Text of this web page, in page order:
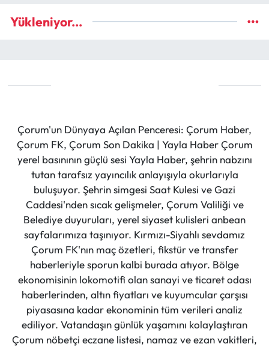
Yükleniyor...
Çorum'un Dünyaya Açılan Penceresi: Çorum Haber,
Çorum FK, Çorum Son Dakika | Yayla Haber Çorum
yerel basınının güçlü sesi Yayla Haber, şehrin nabzını
tutan tarafsız yayıncılık anlayışıyla okurlarıyla
buluşuyor. Şehrin simgesi Saat Kulesi ve Gazi
Caddesi'nden sıcak gelişmeler, Çorum Valiliği ve
Belediye duyuruları, yerel siyaset kulisleri anbean
sayfalarımıza taşınıyor. Kırmızı-Siyahlı sevdamız
Çorum FK'nın maç özetleri, fikstür ve transfer
haberleriyle sporun kalbi burada atıyor. Bölge
ekonomisinin lokomotifi olan sanayi ve ticaret odası
haberlerinden, altın fiyatları ve kuyumcular çarşısı
piyasasına kadar ekonominin tüm verileri analiz
ediliyor. Vatandaşın günlük yaşamını kolaylaştıran
Çorum nöbetçi eczane listesi, namaz ve ezan vakitleri,